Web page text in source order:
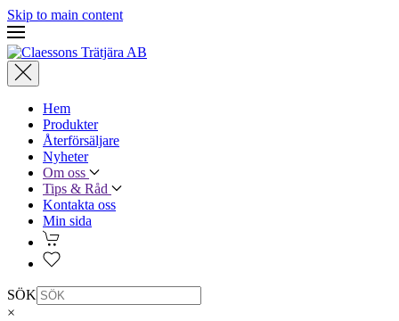
Skip to main content
Hem
Produkter
Återförsäljare
Nyheter
Om oss
Tips & Råd
Kontakta oss
Min sida
SÖK
×